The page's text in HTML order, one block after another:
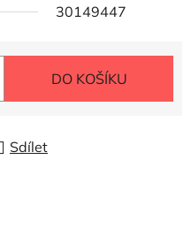
30149447
DO KOŠÍKU
Sdílet